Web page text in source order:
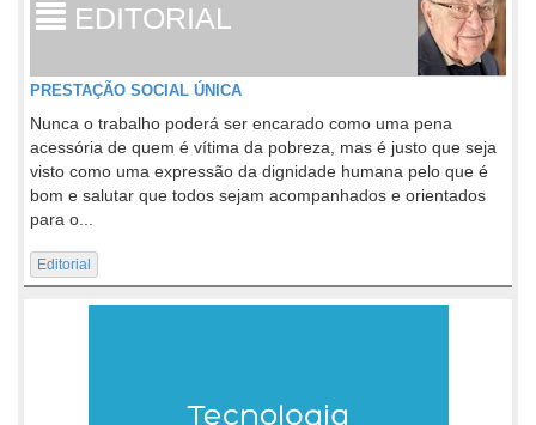
EDITORIAL
PRESTAÇÃO SOCIAL ÚNICA
Nunca o trabalho poderá ser encarado como uma pena
acessória de quem é vítima da pobreza, mas é justo que seja
visto como uma expressão da dignidade humana pelo que é
bom e salutar que todos sejam acompanhados e orientados
para o...
Editorial